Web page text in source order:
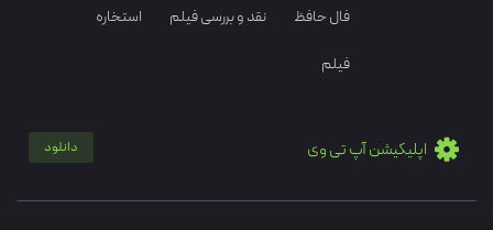
فال حافظ نقد و بررسی فیلم استخاره
فیلم
اپلیکیشن آپ تی وی دانلود